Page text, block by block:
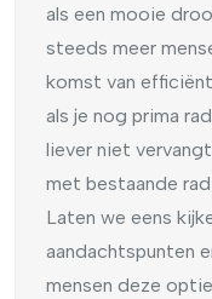
als een mooie
steeds meer
komst van
als je nog prima
liever niet
met bestaande
Laten we eens
aandachtspunten
mensen deze